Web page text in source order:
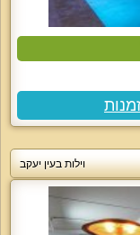
וילות בעין יעקב